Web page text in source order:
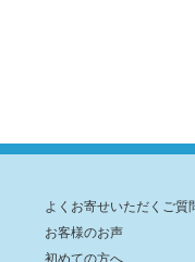
よくお寄せいただくご質
お客様のお声
初めての方へ